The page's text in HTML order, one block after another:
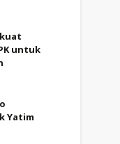
untuk
Yatim